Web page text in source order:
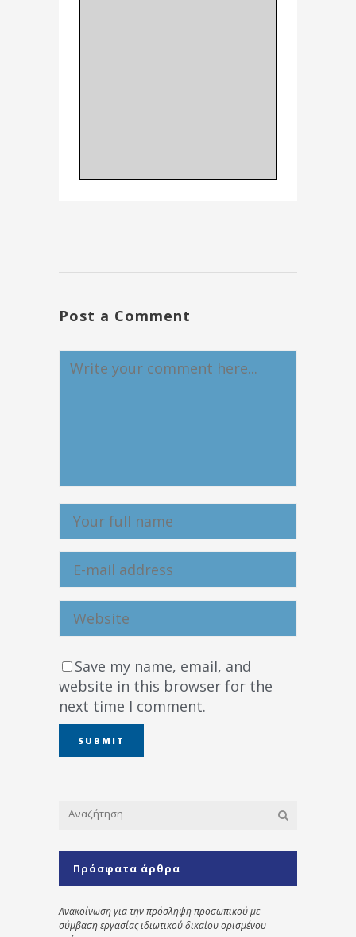
Post a Comment
Save my name, email, and
website in this browser for the
next time I comment.
Πρόσφατα άρθρα
Ανακοίνωση για την πρόσληψη προσωπικού με
σύμβαση εργασίας ιδιωτικού δικαίου ορισμένου